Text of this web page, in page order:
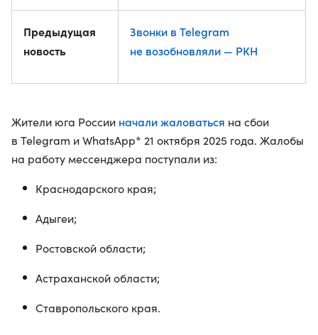
Предыдущая
новость
Звонки в Telegram
не возобновляли — РКН
Жители юга России начали жаловаться на сбои
в Telegram и WhatsApp* 21 октября 2025 года. Жалобы
на работу мессенджера поступали из:
Краснодарского края;
Адыгеи;
Ростовской области;
Астраханской области;
Ставропольского края.